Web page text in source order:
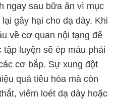
ngay sau bữa ăn vì mục
gây hại cho dạ dày. Khi
về cơ quan nội tạng để
luyện sẽ ép máu phải
cơ bắp. Sự xung đột
quả tiêu hóa mà còn
viêm loét dạ dày hoặc